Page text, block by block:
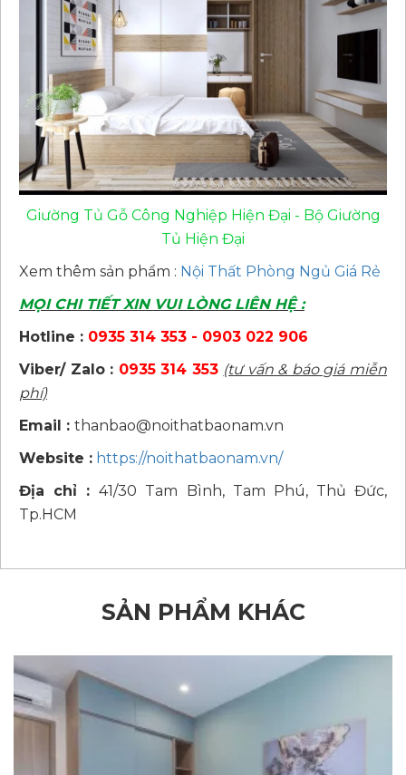
Giường Tủ Gỗ Công Nghiệp Hiện Đại - Bộ Giường
Tủ Hiện Đại
Xem thêm sản phẩm : Nội Thất Phòng Ngủ Giá Rẻ
MỌI CHI TIẾT XIN VUI LÒNG LIÊN HỆ :
Hotline : 0935 314 353 - 0903 022 906
Viber/ Zalo : 0935 314 353 (tư vấn & báo giá miễn
phí)
Email : thanbao@noithatbaonam.vn
Website : https://noithatbaonam.vn/
Địa chỉ :41/30 Tam Bình, Tam Phú, Thủ Đức,
Tp.HCM
SẢN PHẨM KHÁC